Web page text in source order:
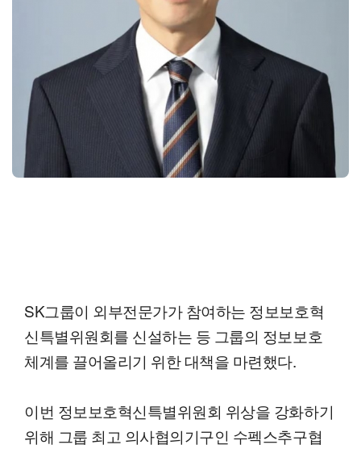
SK그룹이 외부전문가가 참여하는 정보보호혁
신특별위원회를 신설하는 등 그룹의 정보보호
체계를 끌어올리기 위한 대책을 마련했다.
이번 정보보호혁신특별위원회 위상을 강화하기
위해 그룹 최고 의사협의기구인 수펙스추구협